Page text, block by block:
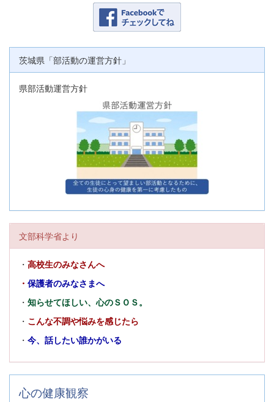
茨城県「部活動の運営方針」
県部活動運営方針
文部科学省より
・ 高校生のみなさんへ
・ 保護者のみなさまへ
・ 知らせてほしい、心のＳＯＳ。
・ こんな不調や悩みを感じたら
・ 今、話したい誰かがいる
心の健康観察